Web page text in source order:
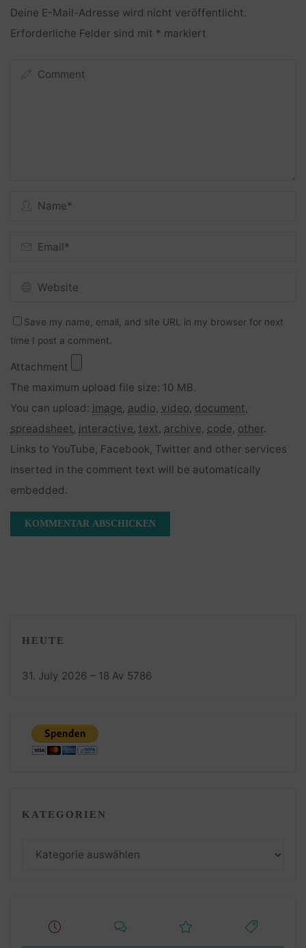
Deine E-Mail-Adresse wird nicht veröffentlicht.
Erforderliche Felder sind mit * markiert
Save my name, email, and site URL in my browser for next
time I post a comment.
Attachment
The maximum upload file size: 10 MB.
You can upload: image, audio, video, document,
spreadsheet, interactive, text, archive, code, other.
Links to YouTube, Facebook, Twitter and other services
inserted in the comment text will be automatically
embedded.
HEUTE
31. July 2026 – 18 Av 5786
KATEGORIEN
Kategorien